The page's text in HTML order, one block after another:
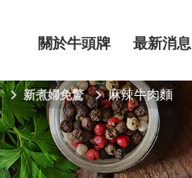
關於牛頭牌 最新消息
新煮婦免驚 麻辣牛肉麵